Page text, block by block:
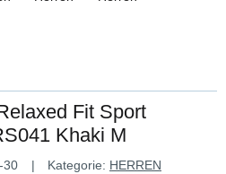
Fit Sport
Khaki M
30 Kategorie: HERREN